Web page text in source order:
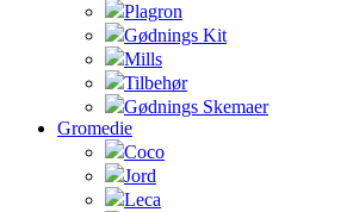
Plagron
Gødnings Kit
Mills
Tilbehør
Gødnings Skemaer
Gromedie
Coco
Jord
Leca